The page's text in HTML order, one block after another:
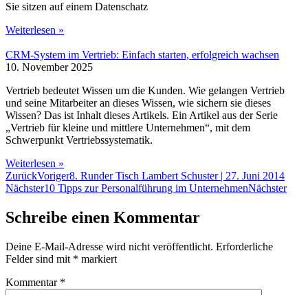
Sie sitzen auf einem Datenschatz
Weiterlesen »
CRM-System im Vertrieb: Einfach starten, erfolgreich wachsen
10. November 2025
Vertrieb bedeutet Wissen um die Kunden. Wie gelangen Vertrieb
und seine Mitarbeiter an dieses Wissen, wie sichern sie dieses
Wissen? Das ist Inhalt dieses Artikels. Ein Artikel aus der Serie
„Vertrieb für kleine und mittlere Unternehmen“, mit dem
Schwerpunkt Vertriebssystematik.
Weiterlesen »
ZurückVoriger8. Runder Tisch Lambert Schuster | 27. Juni 2014
Nächster10 Tipps zur Personalführung im UnternehmenNächster
Schreibe einen Kommentar
Deine E-Mail-Adresse wird nicht veröffentlicht. Erforderliche
Felder sind mit * markiert
Kommentar *